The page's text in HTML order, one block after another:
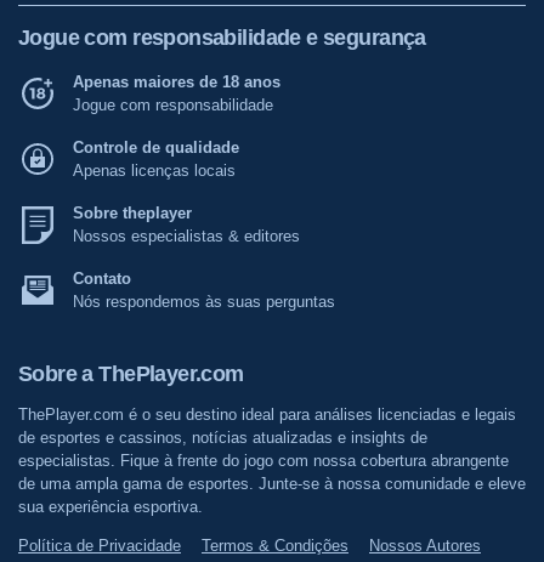
Jogue com responsabilidade e segurança
Apenas maiores de 18 anos
Jogue com responsabilidade
Controle de qualidade
Apenas licenças locais
Sobre theplayer
Nossos especialistas & editores
Contato
Nós respondemos às suas perguntas
Sobre a ThePlayer.com
ThePlayer.com é o seu destino ideal para análises licenciadas e legais
de esportes e cassinos, notícias atualizadas e insights de
especialistas. Fique à frente do jogo com nossa cobertura abrangente
de uma ampla gama de esportes. Junte-se à nossa comunidade e eleve
sua experiência esportiva.
Política de Privacidade Termos & Condições Nossos Autores